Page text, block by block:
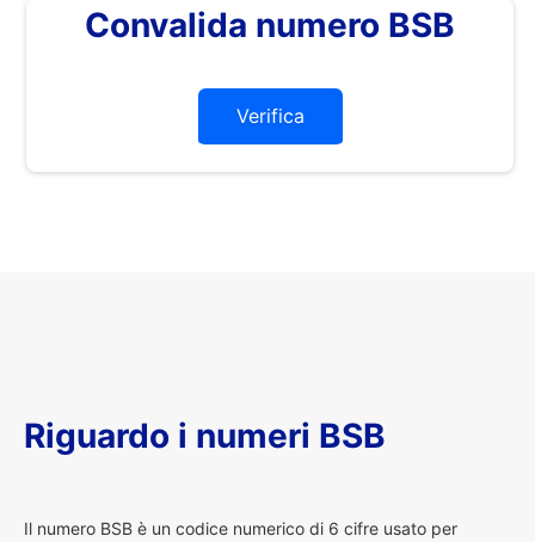
Convalida numero BSB
Verifica
Riguardo i numeri BSB
Il numero BSB è un codice numerico di 6 cifre usato per